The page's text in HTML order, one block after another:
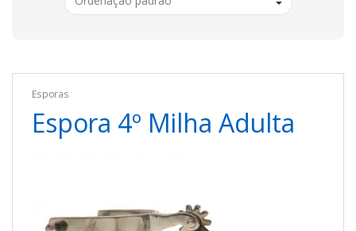
Esporas
Espora 4º Milha Adulta